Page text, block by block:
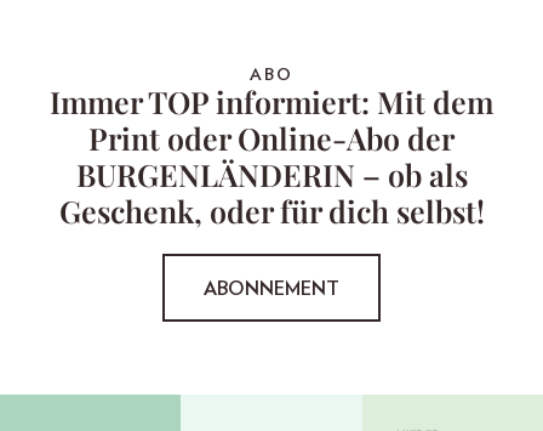
ABO
Immer TOP informiert: Mit dem
Print oder Online-Abo der
BURGENLÄNDERIN – ob als
Geschenk, oder für dich selbst!
ABONNEMENT